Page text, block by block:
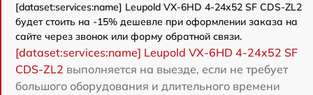
[dataset:services:name] Leupold VX-6HD 4-24x52 SF CDS-ZL2
будет стоить на -15% дешевле при оформлении заказа на
сайте через звонок или форму обратной связи.
[dataset:services:name] Leupold VX-6HD 4-24x52 SF
CDS-ZL2 выполняется на выезде, если не требует
большого оборудования и длительного времени